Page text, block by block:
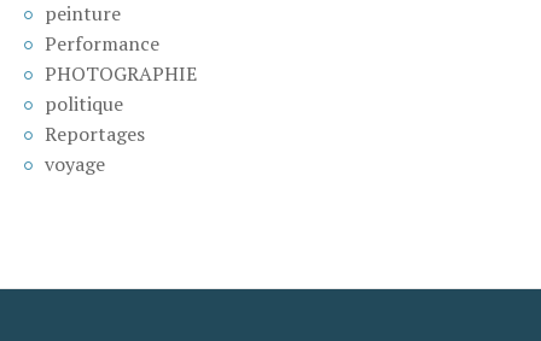
peinture
Performance
PHOTOGRAPHIE
politique
Reportages
voyage